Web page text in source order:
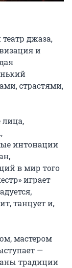
джаза,
и
страстями,
лица,
интонации
в мир того
играет
танцует и,
мастером
—
традиции